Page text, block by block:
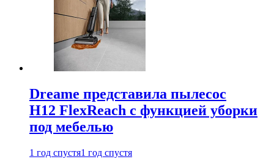
Dreame представила пылесос
H12 FlexReach с функцией уборки
под мебелью
1 год спустя1 год спустя